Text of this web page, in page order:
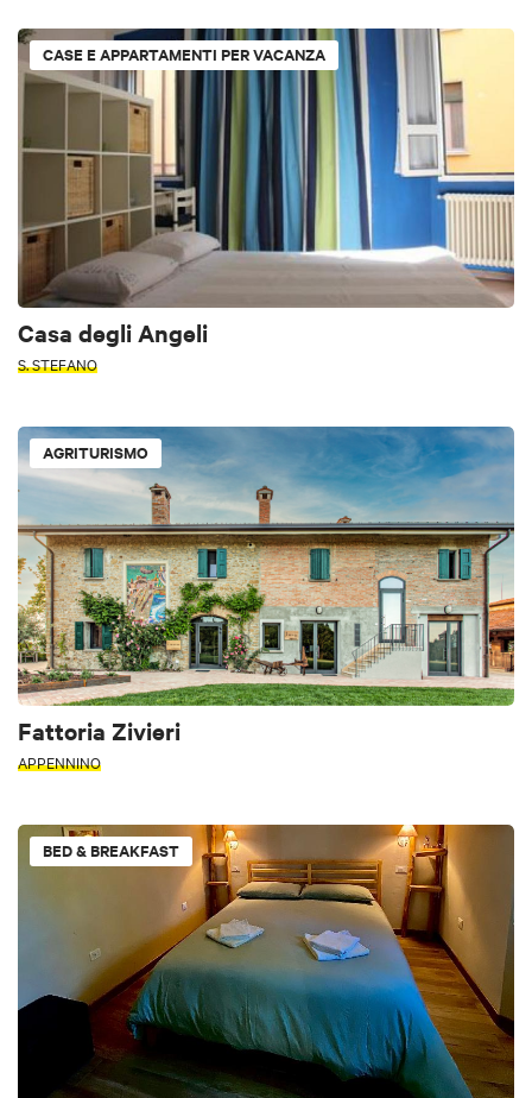
CASE E APPARTAMENTI PER VACANZA
Casa degli Angeli
S. STEFANO
AGRITURISMO
Fattoria Zivieri
APPENNINO
BED & BREAKFAST